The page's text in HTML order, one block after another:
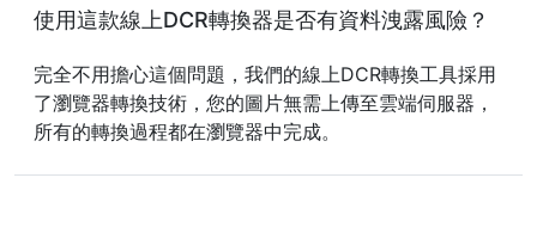
使用這款線上DCR轉換器是否有資料洩露風險？
完全不用擔心這個問題，我們的線上DCR轉換工具採用
了瀏覽器轉換技術，您的圖片無需上傳至雲端伺服器，
所有的轉換過程都在瀏覽器中完成。